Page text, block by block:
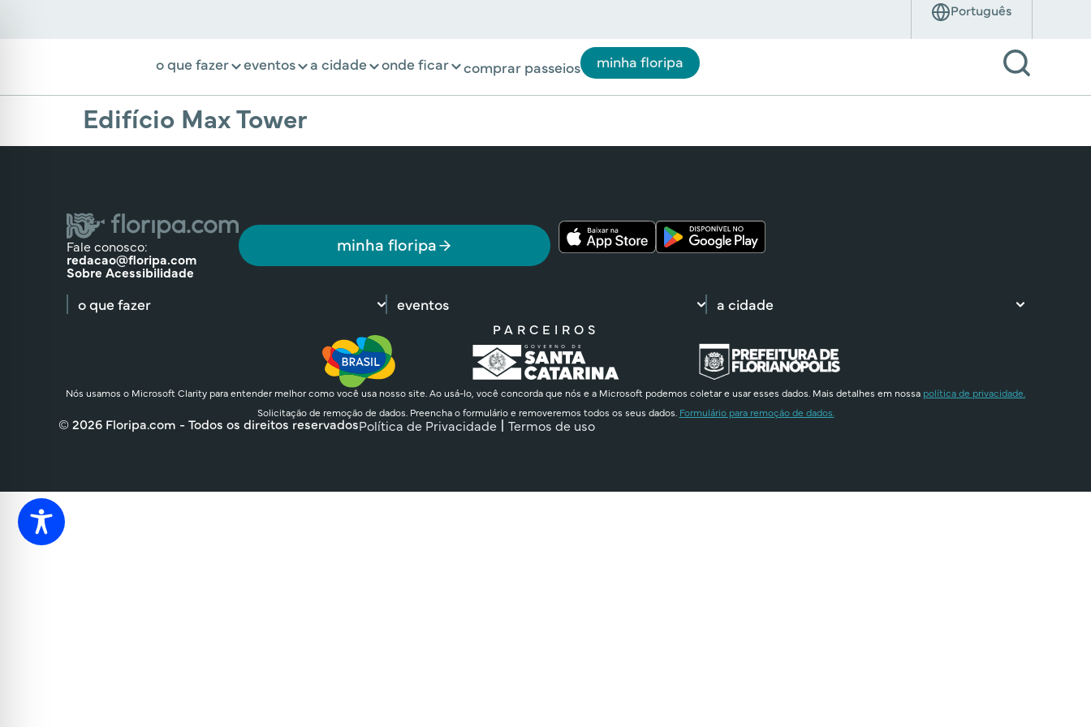
o que fazer eventos a cidade onde ficar comprar passeios minha floripa
Edifício Max Tower
Fale conosco:
redacao@floripa.com
Sobre Acessibilidade
minha floripa
o que fazer eventos a cidade
PARCEIROS
Nós usamos o Microsoft Clarity para entender melhor como você usa nosso site. Ao usá-lo, você concorda que nós e a Microsoft podemos coletar e usar esses dados. Mais detalhes em nossa política de privacidade.
Solicitação de remoção de dados. Preencha o formulário e removeremos todos os seus dados. Formulário para remoção de dados.
© 2026 Floripa.com - Todos os direitos reservadosPolítica de Privacidade Termos de uso